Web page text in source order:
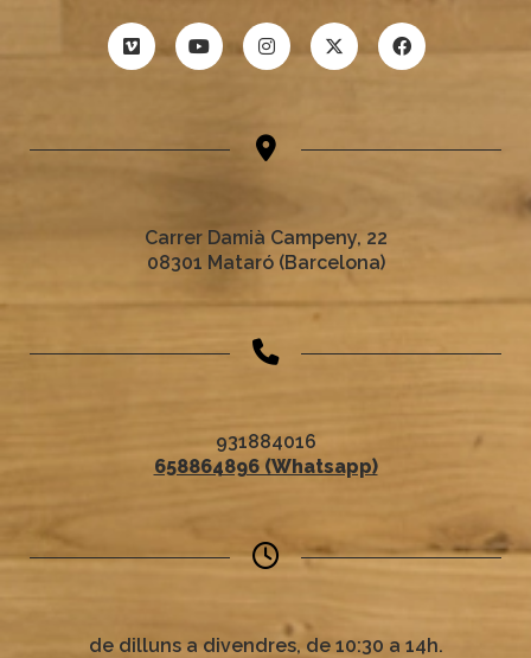
Carrer Damià Campeny, 22
08301 Mataró (Barcelona)
931884016
658864896 (Whatsapp)
de dilluns a divendres, de 10:30 a 14h.